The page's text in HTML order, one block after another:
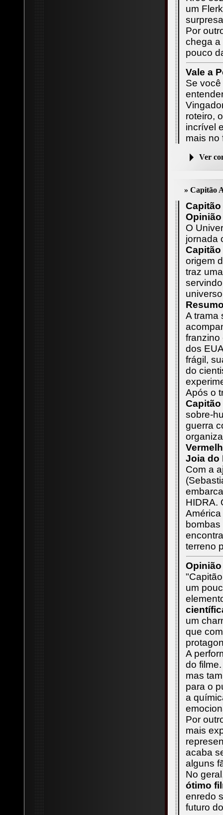
um
Por
chega a
pouco
Vale a
Se
roteiro,
incrível
mais no
Ver
» Capitão
O
jornada
origem
traz
A trama
franzino
dos
frágil,
do
Após o
sobre-
guerra
Joia do
Com a
HIDRA.
terreno
um
um
que
A
do
mas
para o
a
Por
mais
acaba
alguns
No
ótimo
enredo
futuro